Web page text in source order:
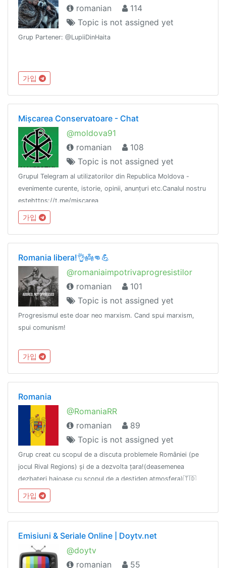
romanian
114
Topic is not assigned yet
Grup Partener: @LupiiDinHaita
가입
Mișcarea Conservatoare - Chat
@moldova91
romanian
108
Topic is not assigned yet
Grupul Telegram al utilizatorilor din Republica Moldova -
evenimente curente, istorie, opinii, anunțuri etc.Canalul nostru
estehttps://t.me/miscarea
가입
Romania libera!👌👼👊💪
@romaniaimpotrivaprogresistilor
romanian
101
Topic is not assigned yet
Progresismul este doar neo marxism. Cand spui marxism,
spui comunism!
가입
Romania
@RomaniaRR
romanian
89
Topic is not assigned yet
Grup creat cu scopul de a discuta problemele României (pe
jocul Rival Regions) și de a dezvolta țara!(deasemenea
dezbateri haioase cu scopul de a destiden atmosfera)🇹🇩
PS:se permit jargoane(insa nu sub forma de jignire)
가입
Emisiuni & Seriale Online | Doytv.net
@doytv
romanian
55